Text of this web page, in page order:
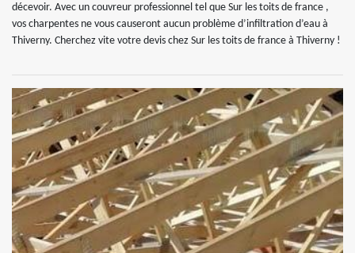
décevoir. Avec un couvreur professionnel tel que Sur les toits de france ,
vos charpentes ne vous causeront aucun problème d’infiltration d’eau à
Thiverny. Cherchez vite votre devis chez Sur les toits de france à Thiverny !